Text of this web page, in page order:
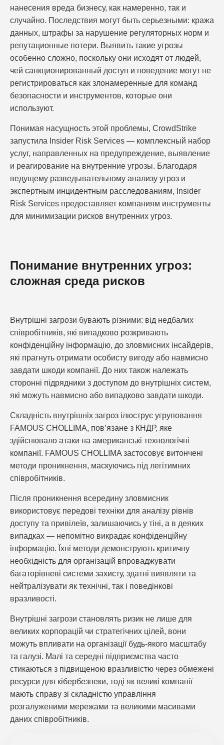
нанесения вреда бизнесу, как намеренно, так и
случайно. Последствия могут быть серьезными: кража
данных, штрафы за нарушение регуляторных норм и
репутационные потери. Выявить такие угрозы
особенно сложно, поскольку они исходят от людей,
чей санкционированный доступ и поведение могут не
регистрироваться как злонамеренные для команд
безопасности и инструментов, которые они
используют.
Понимая насущность этой проблемы, CrowdStrike
запустила Insider Risk Services — комплексный набор
услуг, направленных на предупреждение, выявление
и реагирование на внутренние угрозы. Благодаря
ведущему разведывательному анализу угроз и
экспертным инцидентным расследованиям, Insider
Risk Services предоставляет компаниям инструменты
для минимизации рисков внутренних угроз.
Понимание внутренних угроз:
сложная среда рисков
Внутрішні загрози бувають різними: від недбалих
співробітників, які випадково розкривають
конфіденційну інформацію, до зловмисних інсайдерів,
які прагнуть отримати особисту вигоду або навмисно
завдати шкоди компанії. До них також належать
сторонні підрядники з доступом до внутрішніх систем,
які можуть навмисно або випадково завдати шкоди.
Складність внутрішніх загроз ілюструє угруповання
FAMOUS CHOLLIMA, пов’язане з КНДР, яке
здійснювало атаки на американські технологічні
компанії. FAMOUS CHOLLIMA застосовує витончені
методи проникнення, маскуючись під легітимних
співробітників.
Після проникнення всередину зловмисник
використовує передові техніки для аналізу рівнів
доступу та привілеїв, залишаючись у тіні, а в деяких
випадках — непомітно викрадає конфіденційну
інформацію. Їхні методи демонструють критичну
необхідність для організацій впроваджувати
багаторівневі системи захисту, здатні виявляти та
нейтралізувати як технічні, так і поведінкові
вразливості.
Внутрішні загрози становлять ризик не лише для
великих корпорацій чи стратегічних цілей, вони
можуть впливати на організації будь-якого масштабу
та галузі. Малі та середні підприємства часто
стикаються з підвищеною вразливістю через обмежені
ресурси для кібербезпеки, тоді як великі компанії
мають справу зі складністю управління
розгалуженими мережами та великими масивами
даних співробітників.